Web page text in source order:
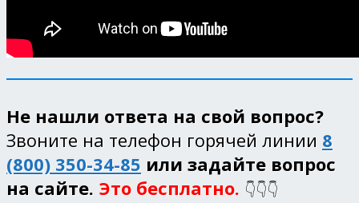
Не нашли ответа на свой вопрос?
Звоните на телефон горячей линии 8
(800) 350-34-85 или задайте вопрос
на сайте. Это бесплатно. 👇👇👇